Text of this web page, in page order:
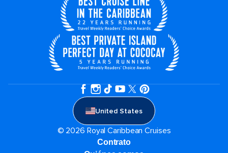
United States
© 2026 Royal Caribbean Cruises
Contrato